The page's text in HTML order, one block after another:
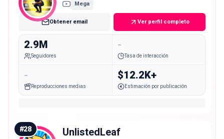
Mega
Obtener email Ver perfil completo
2.9M
Seguidores
-
Tasa de interacción
-
Reproducciones medias
$12.2K+
Estimación por publicación
#28 UnlistedLeaf